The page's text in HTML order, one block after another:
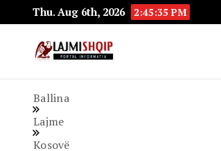
Thu. Aug 6th, 2026 2:45:36 PM
Ballina
Lajme
Kosovë